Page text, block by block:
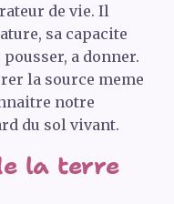
de vie. Il
sa capacite
a donner.
la source meme
notre
du sol vivant.
la terre